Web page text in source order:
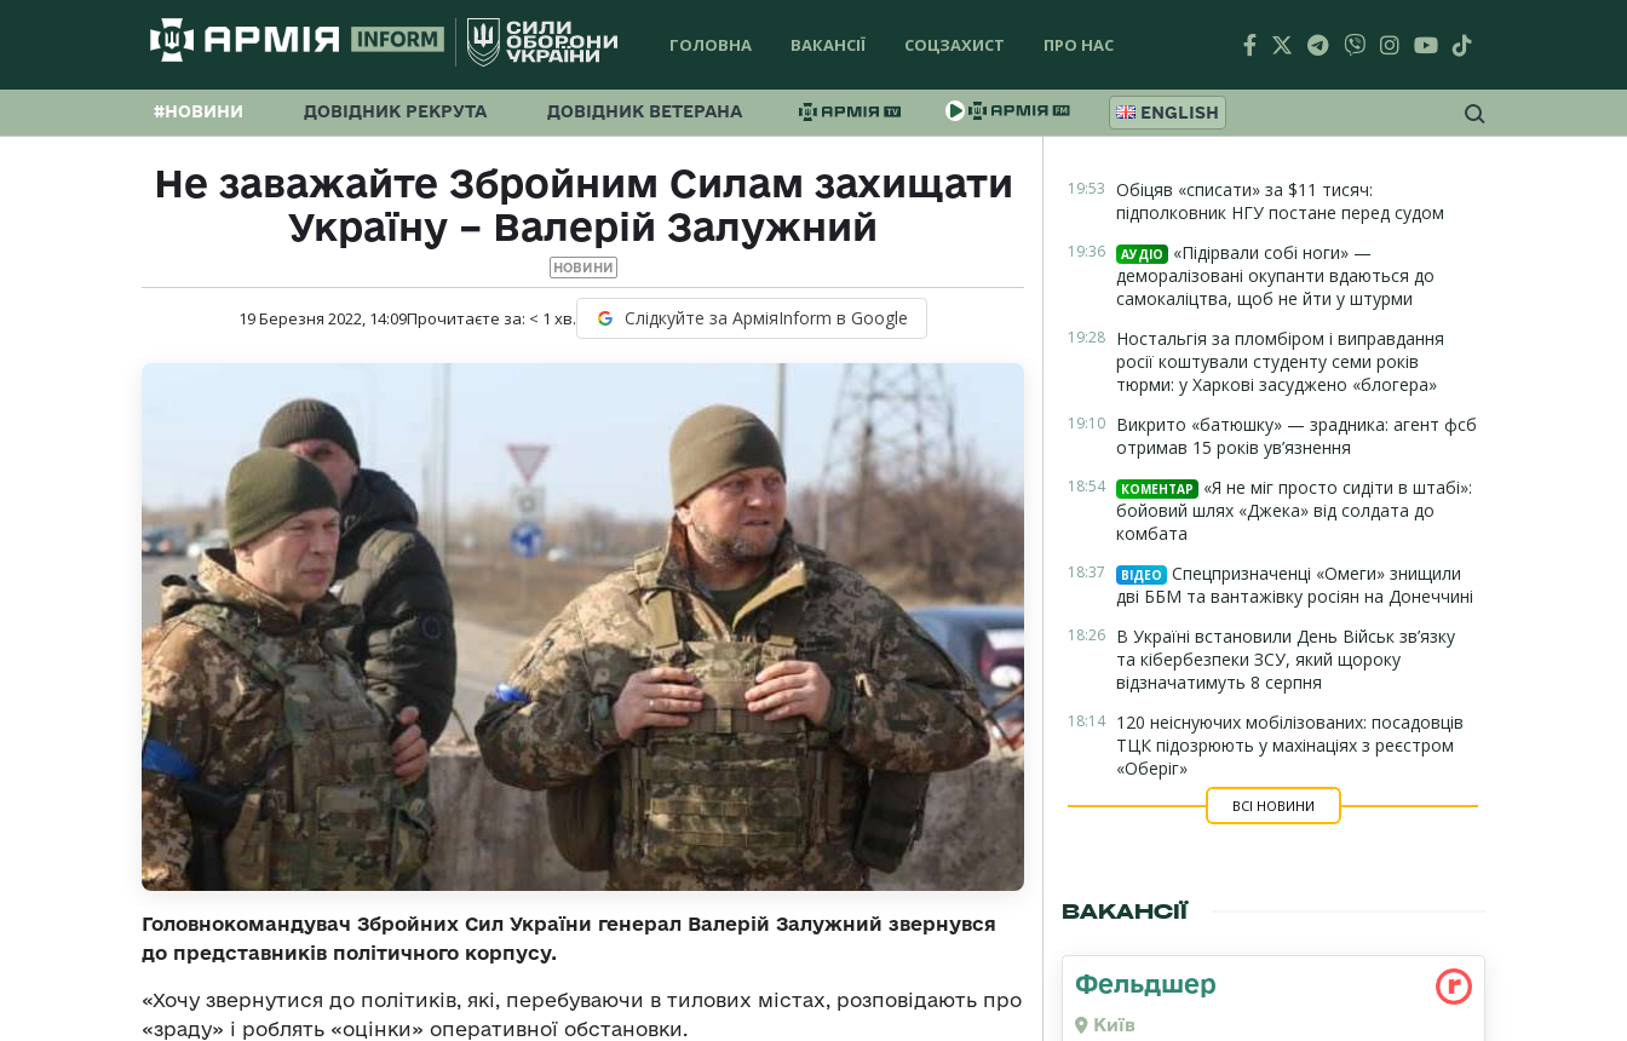
ГОЛОВНА ВАКАНСІЇ СОЦЗАХИСТ ПРО НАС
#НОВИНИ ДОВІДНИК РЕКРУТА ДОВІДНИК ВЕТЕРАНА ENGLISH
Не заважайте Збройним Силам захищати
Україну – Валерій Залужний
НОВИНИ
19 Березня 2022, 14:09Прочитаєте за: < 1 хв. Слідкуйте за АрміяInform в Google
Головнокомандувач Збройних Сил України генерал Валерій Залужний звернувся
до представників політичного корпусу.
«Хочу звернутися до політиків, які, перебуваючи в тилових містах, розповідають про
«зраду» і роблять «оцінки» оперативної обстановки.
19:53 Обіцяв «списати» за $11 тисяч:
підполковник НГУ постане перед судом
19:36 АУДІО
«Підірвали собі ноги» —
деморалізовані окупанти вдаються до
самокаліцтва, щоб не йти у штурми
19:28 Ностальгія за пломбіром і виправдання
росії коштували студенту семи років
тюрми: у Харкові засуджено «блогера»
19:10 Викрито «батюшку» — зрадника: агент фсб
отримав 15 років ув’язнення
18:54 КОМЕНТАР
«Я не міг просто сидіти в штабі»:
бойовий шлях «Джека» від солдата до
комбата
18:37 ВІДЕО
Спецпризначенці «Омеги» знищили
дві ББМ та вантажівку росіян на Донеччині
18:26 В Україні встановили День Військ зв’язку
та кібербезпеки ЗСУ, який щороку
відзначатимуть 8 серпня
18:14 120 неіснуючих мобілізованих: посадовців
ТЦК підозрюють у махінаціях з реєстром
«Оберіг»
ВСІ НОВИНИ
ВАКАНСІЇ
Фельдшер
Київ